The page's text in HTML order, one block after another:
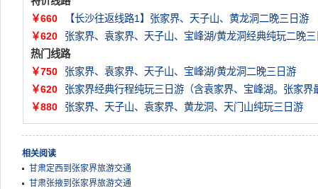
￥660
【长沙往返线路1】张家界、天子山、黄龙洞二晚三日游
￥620
张家界、袁家界、天子山、宝峰湖/黄龙洞经典纯玩二晚三
热门线路
￥750
张家界、袁家界、天子山、宝峰湖/黄龙洞二晚三日游
￥620
张家界经典行程纯玩三日游（含袁家界、宝峰湖。张家界
￥880
张家界、天子山、袁家界、黄龙洞、天门山纯玩三日游
相关阅读
甘肃定西到张家界旅游交通
甘肃张掖到张家界旅游交通